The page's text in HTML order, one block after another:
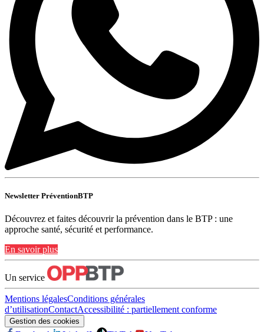
Newsletter PréventionBTP
Découvrez et faites découvrir la prévention dans le BTP : une
approche santé, sécurité et performance.
En savoir plus
Un service
Mentions légalesConditions générales
d’utilisationContactAccessibilité : partiellement conforme
Gestion des cookies